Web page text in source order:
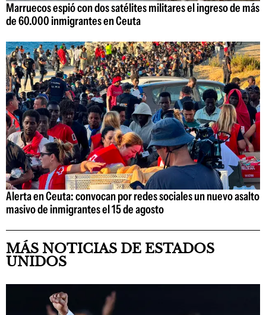
Marruecos espió con dos satélites militares el ingreso de más
de 60.000 inmigrantes en Ceuta
Alerta en Ceuta: convocan por redes sociales un nuevo asalto
masivo de inmigrantes el 15 de agosto
MÁS NOTICIAS DE ESTADOS
UNIDOS